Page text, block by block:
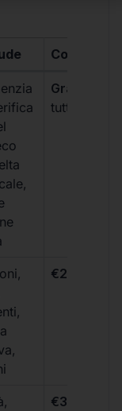
Costo
Gratis
tutti i piani)
€264 +
€300 +